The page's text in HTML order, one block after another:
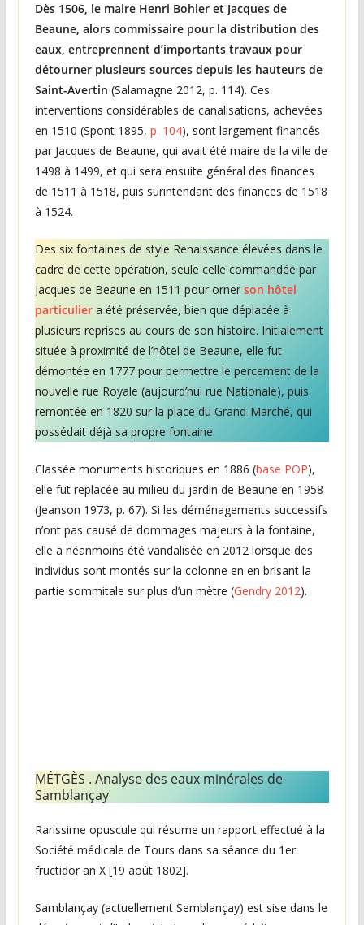
t
i
e
s
c
h
a
q
u
s
e
m
a
i
n
e
Dès 1506, le maire Henri Bohier et Jacques de
Beaune, alors commissaire pour la distribution des
eaux, entreprennent d’importants travaux pour
détourner plusieurs sources depuis les hauteurs de
Saint-Avertin (Salamagne 2012, p. 114). Ces
interventions considérables de canalisations, achevées
en 1510 (Spont 1895, p. 104), sont largement financés
par Jacques de Beaune, qui avait été maire de la ville de
1498 à 1499, et qui sera ensuite général des finances
de 1511 à 1518, puis surintendant des finances de 1518
à 1524.
Des six fontaines de style Renaissance élevées dans le
cadre de cette opération, seule celle commandée par
Jacques de Beaune en 1511 pour orner son hôtel
particuliera été préservée, bien que déplacée à
plusieurs reprises au cours de son histoire. Initialement
située à proximité de l’hôtel de Beaune, elle fut
démontée en 1777 pour permettre le percement de la
nouvelle rue Royale (aujourd’hui rue Nationale), puis
remontée en 1820 sur la place du Grand-Marché, qui
possédait déjà sa propre fontaine.
Classée monuments historiques en 1886 (base POP),
elle fut replacée au milieu du jardin de Beaune en 1958
(Jeanson 1973, p. 67). Si les déménagements successifs
n’ont pas causé de dommages majeurs à la fontaine,
elle a néanmoins été vandalisée en 2012 lorsque des
individus sont montés sur la colonne en en brisant la
partie sommitale sur plus d’un mètre (Gendry 2012).
MÉTGÈS . Analyse des eaux minérales de
Samblançay ‎
Rarissime opuscule qui résume un rapport effectué à la
Société médicale de Tours dans sa séance du 1er
fructidor an X [19 août 1802].
Samblançay (actuellement Semblançay) est sise dans le